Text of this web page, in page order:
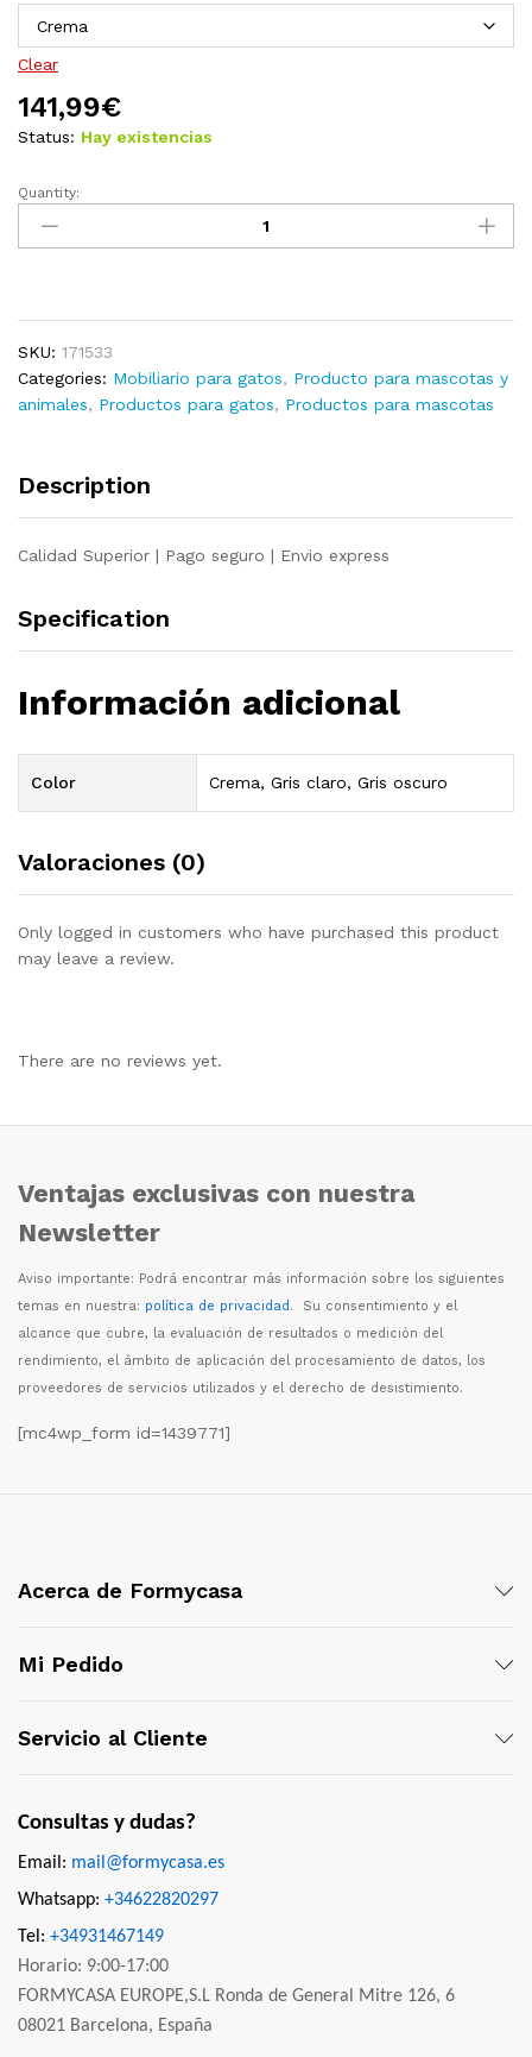
Clear
141,99€
Status: Hay existencias
Rascador
para
gatos
sisal
color
crema
quantity
Quantity:
SKU: 171533
Categories: Mobiliario para gatos, Producto para mascotas y
animales, Productos para gatos, Productos para mascotas
Description
Calidad Superior | Pago seguro | Envio express
Specification
Información adicional
Color Crema, Gris claro, Gris oscuro
Valoraciones (0)
Only logged in customers who have purchased this product
may leave a review.
There are no reviews yet.
Ventajas exclusivas con nuestra
Newsletter
Aviso importante: Podrá encontrar más información sobre los siguientes
temas en nuestra: política de privacidad. Su consentimiento y el
alcance que cubre, la evaluación de resultados o medición del
rendimiento, el ámbito de aplicación del procesamiento de datos, los
proveedores de servicios utilizados y el derecho de desistimiento.
[mc4wp_form id=1439771]
Acerca de Formycasa
Mi Pedido
Servicio al Cliente
Consultas y dudas?
Email: mail@formycasa.es
Whatsapp: +34622820297
Tel: +34931467149
Horario: 9:00-17:00
FORMYCASA EUROPE,S.L Ronda de General Mitre 126, 6
08021 Barcelona, España